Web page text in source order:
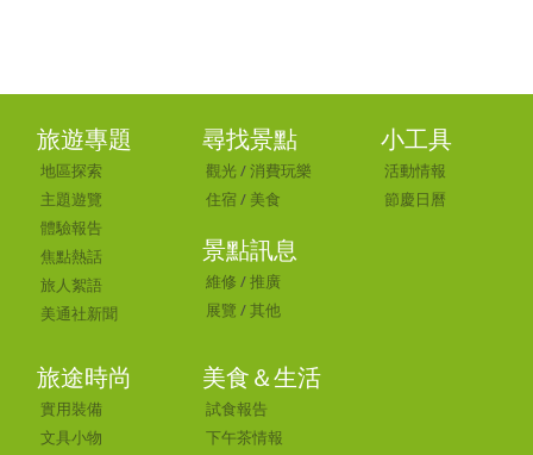
旅遊專題
地區探索
主題遊覽
體驗報告
焦點熱話
旅人絮語
美通社新聞
尋找景點
觀光 /消費玩樂
住宿 / 美食
景點訊息
維修 /推廣
展覽 /其他
小工具
活動情報
節慶日曆
旅途時尚
實用裝備
文具小物
美食＆生活
試食報告
下午茶情報